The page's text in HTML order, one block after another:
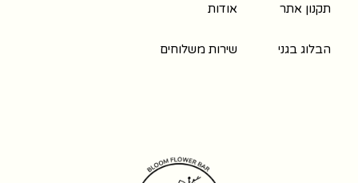
תקנון אתר
הבלוג בגני
אודות
שירות משלוחים